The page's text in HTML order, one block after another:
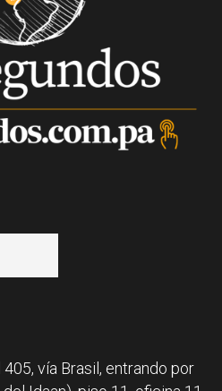
vía Brasil, entrando por